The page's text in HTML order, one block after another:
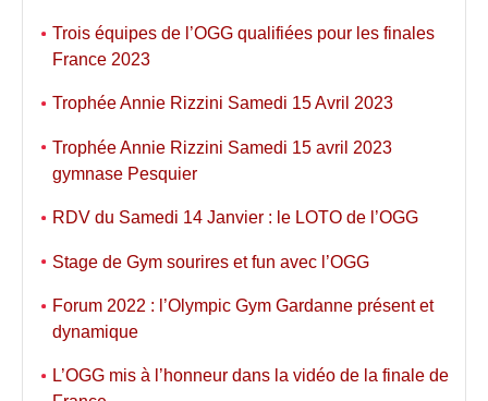
Trois équipes de l’OGG qualifiées pour les finales
France 2023
Trophée Annie Rizzini Samedi 15 Avril 2023
Trophée Annie Rizzini Samedi 15 avril 2023
gymnase Pesquier
RDV du Samedi 14 Janvier : le LOTO de l’OGG
Stage de Gym sourires et fun avec l’OGG
Forum 2022 : l’Olympic Gym Gardanne présent et
dynamique
L’OGG mis à l’honneur dans la vidéo de la finale de